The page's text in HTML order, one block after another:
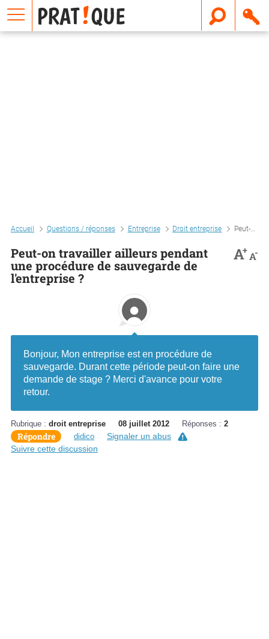
Accueil Questions / réponses Entreprise Droit entreprise Peut-on travailler ailleurs pendant une procédure de sauvegarde de l'entreprise ?
Peut-on travailler ailleurs pendant
une procédure de sauvegarde de
l'entreprise ?
A+A-
Bonjour, Mon entreprise est en procédure de
sauvegarde. Durant cette période peut-on faire une
demande de stage ? Merci d'avance pour votre
retour.
Rubrique : droit entreprise 08 juillet 2012 Réponses : 2
Répondre didico
Signaler un abus
Suivre cette discussion
E
m
a